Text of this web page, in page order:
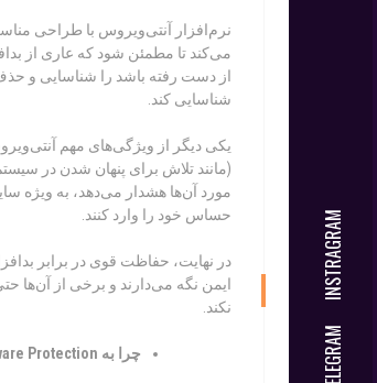
GOOGLE PLAY
APP STORE
نرم‌افزار آنتی‌ویروس با طراحی
می‌کند تا مطمئن شود که عاری از
از دست رفته باشد را شناسایی و حذف
شناسایی کند.
یکی دیگر از ویژگی‌های مهم
(مانند تلاش برای پنهان شدن در
مورد آن‌ها هشدار می‌دهد، به ویژه
حساس خود را وارد کنند.
در نهایت، حفاظت قوی در برابر
ایمن نگه می‌دارند و برخی از آن‌ها
نکند.
چرا به Protection